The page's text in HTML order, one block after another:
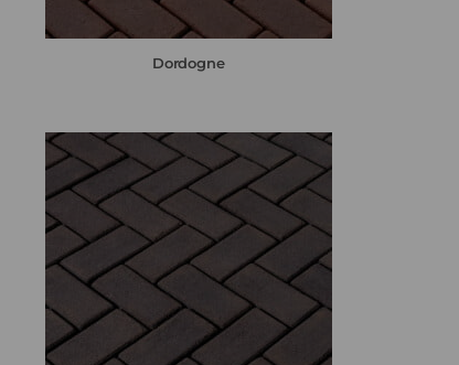
Dordogne